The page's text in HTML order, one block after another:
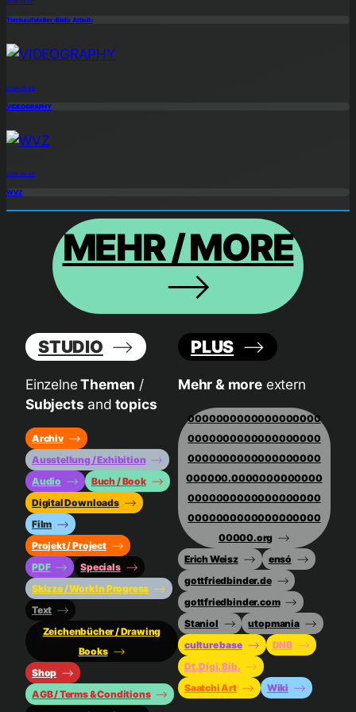
2024-12-11
Tischaufsteller ›Biete Arbeit‹
2024-05-06
VIDEOGRAPHY
2024-05-06
WVZ
MEHR / MORE
STUDIO
EinzelneThemen /
Subjects and topics
Archiv
Ausstellung / Exhibition
Audio
Buch / Book
Digital Downloads
Film
Projekt / Project
PDF
Specials
Skizze / Work In Progress
Text
Zeichenbücher / Drawing
Books
Shop
AGB / Terms & Conditions
PLUS
Mehr & moreextern
0000000000000000000
0000000000000000000
0000000000000000000
000000.0000000000000
0000000000000000000
0000000000000000000
00000.org
Erich Weisz
ensó
gottfriedbinder.de
gottfriedbinder.com
Staniol
utopmania
culture base
DNB
Dt. Digi. Bib.
Saatchi Art
Wiki